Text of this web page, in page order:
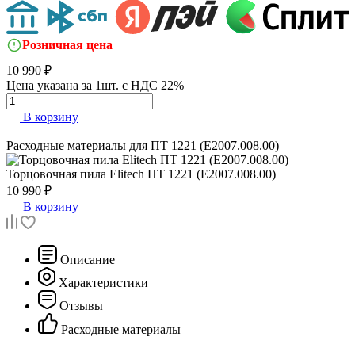
Розничная цена
10 990 ₽
Цена указана за 1шт. с НДС 22%
В корзину
Расходные материалы для ПТ 1221 (E2007.008.00)
Торцовочная пила Elitech ПТ 1221 (E2007.008.00)
10 990 ₽
В корзину
Описание
Характеристики
Отзывы
Расходные материалы